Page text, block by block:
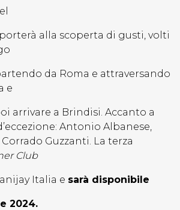
alla scoperta di gusti, volti
da Roma e attraversando
e
arrivare a Brindisi. Accanto a
Antonio Albanese,
Guzzanti. La terza
Club
Italia e sarà disponibile
2024.